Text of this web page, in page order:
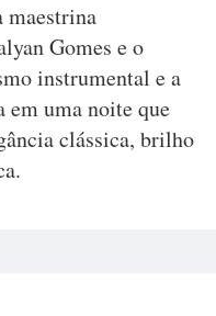
maestrina
Gomes e o
instrumental e a
em uma noite que
clássica, brilho